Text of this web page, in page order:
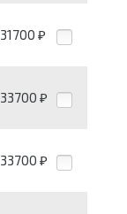
31700 ₽
33700 ₽
33700 ₽